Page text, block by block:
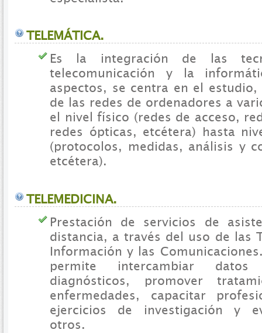
TELEMÁTICA.
Es la integración de las
telecomunicación y la
aspectos, se centra en el
de las redes de ordenadores a
el nivel físico (redes de acceso,
redes ópticas, etcétera) hasta
(protocolos, medidas, análisis y
etcétera).
TELEMEDICINA.
Prestación de servicios de
distancia, a través del uso de las
Información y las
permite intercambiar
diagnósticos, promover
enfermedades, capacitar
ejercicios de investigación y
otros.